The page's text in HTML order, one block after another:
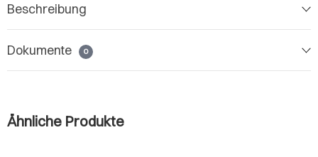
Beschreibung
Dokumente 0
Ähnliche Produkte